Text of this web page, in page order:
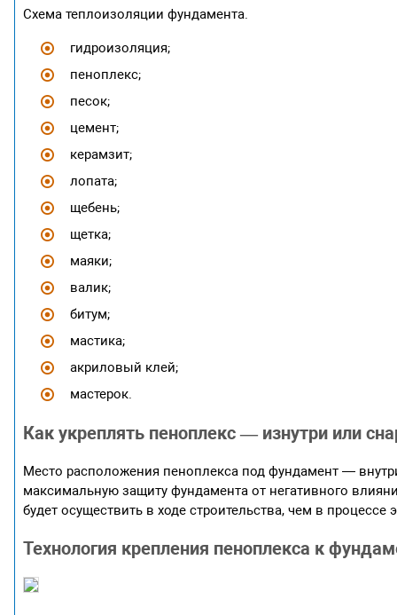
Схема теплоизоляции фундамента.
гидроизоляция;
пеноплекс;
песок;
цемент;
керамзит;
лопата;
щебень;
щетка;
маяки;
валик;
битум;
мастика;
акриловый клей;
мастерок.
Как укреплять пеноплекс — изнутри или
Место расположения пеноплекса под фундамент —
максимальную защиту фундамента от негативного
будет осуществить в ходе строительства, чем в процессе
Технология крепления пеноплекса к